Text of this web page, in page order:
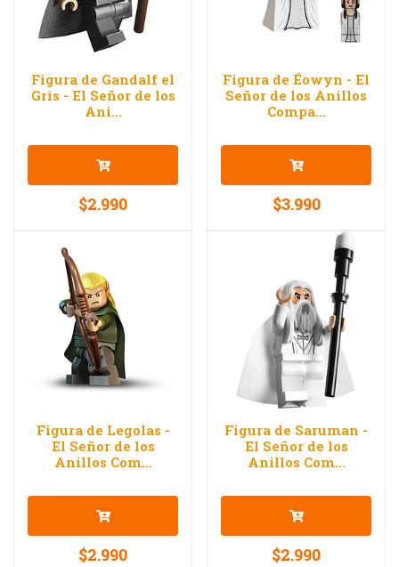
Figura de Gandalf el
Gris - El Señor de los
Ani...
$2.990
Figura de Éowyn - El
Señor de los Anillos
Compa...
$3.990
Figura de Legolas -
El Señor de los
Anillos Com...
$2.990
Figura de Saruman -
El Señor de los
Anillos Com...
$2.990